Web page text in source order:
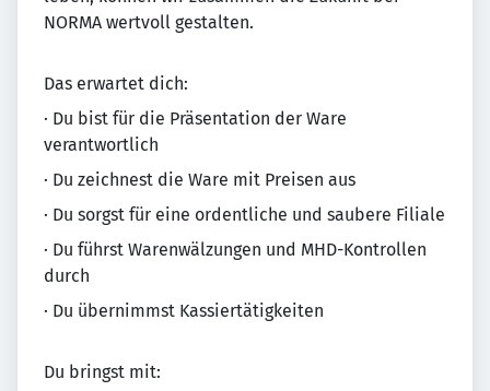
NORMA wertvoll gestalten.
Das erwartet dich:
· Du bist für die Präsentation der Ware
verantwortlich
· Du zeichnest die Ware mit Preisen aus
· Du sorgst für eine ordentliche und saubere Filiale
· Du führst Warenwälzungen und MHD-Kontrollen
durch
· Du übernimmst Kassiertätigkeiten
Du bringst mit: